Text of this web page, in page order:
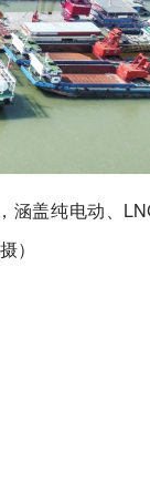
涵盖纯电动、
）